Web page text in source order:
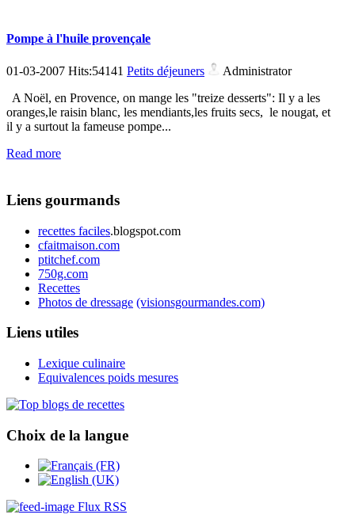
Pompe à l'huile provençale
01-03-2007 Hits:54141 Petits déjeuners
Administrator
A Noël, en Provence, on mange les "treize desserts": Il y a les
oranges,le raisin blanc, les mendiants,les fruits secs, le nougat, et
il y a surtout la fameuse pompe...
Read more
Liens gourmands
recettes faciles.blogspot.com
cfaitmaison.com
ptitchef.com
750g.com
Recettes
Photos de dressage (visionsgourmandes.com)
Liens utiles
Lexique culinaire
Equivalences poids mesures
Choix de la langue
Flux RSS